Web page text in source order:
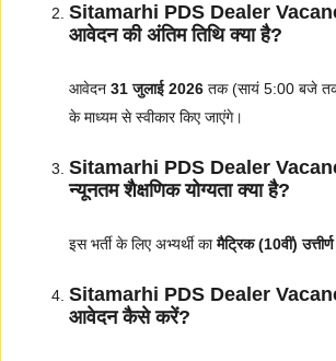
Sitamarhi PDS Dealer
आवेदन की अंतिम तिथि क्या है?
आवेदन 31 जुलाई 2026 तक (सायं 5:00 बजे
के माध्यम से स्वीकार किए जाएंगे।
Sitamarhi PDS Dealer
न्यूनतम शैक्षणिक योग्यता क्या है?
इस भर्ती के लिए अभ्यर्थी कामैट्रिक (10वीं) उत्तीर्ण
Sitamarhi PDS Dealer
आवेदन कैसे करें?